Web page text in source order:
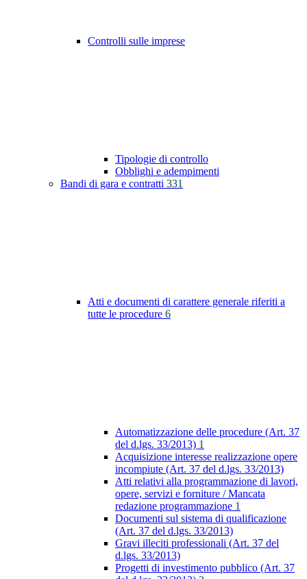
Controlli sulle imprese
Tipologie di controllo
Obblighi e adempimenti
Bandi di gara e contratti 331
Atti e documenti di carattere generale riferiti a
tutte le procedure 6
Automatizzazione delle procedure (Art. 37
del d.lgs. 33/2013) 1
Acquisizione interesse realizzazione opere
incompiute (Art. 37 del d.lgs. 33/2013)
Atti relativi alla programmazione di lavori,
opere, servizi e forniture / Mancata
redazione programmazione 1
Documenti sul sistema di qualificazione
(Art. 37 del d.lgs. 33/2013)
Gravi illeciti professionali (Art. 37 del
d.lgs. 33/2013)
Progetti di investimento pubblico (Art. 37